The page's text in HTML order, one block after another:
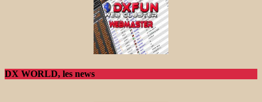
DX WORLD, les news